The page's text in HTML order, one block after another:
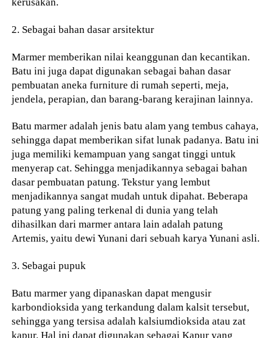
2. Sebagai bahan dasar arsitektur
Marmer memberikan nilai keanggunan dan kecantikan.
Batu ini juga dapat digunakan sebagai bahan dasar
pembuatan aneka furniture di rumah seperti, meja,
jendela, perapian, dan barang-barang kerajinan lainnya.
Batu marmer adalah jenis batu alam yang tembus cahaya,
sehingga dapat memberikan sifat lunak padanya. Batu ini
juga memiliki kemampuan yang sangat tinggi untuk
menyerap cat. Sehingga menjadikannya sebagai bahan
dasar pembuatan patung. Tekstur yang lembut
menjadikannya sangat mudah untuk dipahat. Beberapa
patung yang paling terkenal di dunia yang telah
dihasilkan dari marmer antara lain adalah patung
Artemis, yaitu dewi Yunani dari sebuah karya Yunani asli.
3. Sebagai pupuk
Batu marmer yang dipanaskan dapat mengusir
karbondioksida yang terkandung dalam kalsit tersebut,
sehingga yang tersisa adalah kalsiumdioksida atau zat
kapur. Hal ini dapat digunakan sebagai Kapur yang